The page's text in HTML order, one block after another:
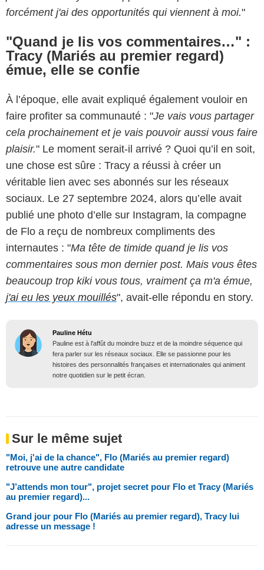
forcément j'ai des opportunités qui viennent à moi."
"Quand je lis vos commentaires…" :
Tracy (Mariés au premier regard)
émue, elle se confie
À l’époque, elle avait expliqué également vouloir en
faire profiter sa communauté : "Je vais vous partager
cela prochainement et je vais pouvoir aussi vous faire
plaisir." Le moment serait-il arrivé ? Quoi qu’il en soit,
une chose est sûre : Tracy a réussi à créer un
véritable lien avec ses abonnés sur les réseaux
sociaux. Le 27 septembre 2024, alors qu’elle avait
publié une photo d’elle sur Instagram, la compagne
de Flo a reçu de nombreux compliments des
internautes : "Ma tête de timide quand je lis vos
commentaires sous mon dernier post. Mais vous êtes
beaucoup trop kiki vous tous, vraiment ça m'a émue,
j'ai eu les yeux mouillés", avait-elle répondu en story.
Pauline Hétu
Pauline est à l'affût du moindre buzz et de la moindre séquence qui
fera parler sur les réseaux sociaux. Elle se passionne pour les
histoires des personnalités françaises et internationales qui animent
notre quotidien sur le petit écran.
Sur le même sujet
"Moi, j'ai de la chance", Flo (Mariés au premier regard)
retrouve une autre candidate
"J’attends mon tour", projet secret pour Flo et Tracy (Mariés
au premier regard)...
Grand jour pour Flo (Mariés au premier regard), Tracy lui
adresse un message !